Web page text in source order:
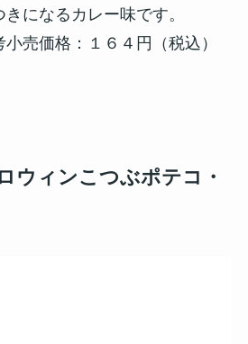
になるカレー味です。
売価格：１６４円（税込）
ウィンこつぶポテコ・